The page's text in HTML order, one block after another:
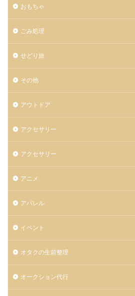
おもちゃ
ごみ処理
せどり旅
その他
アウトドア
アクセサリー
アクセサリー
アニメ
アパレル
イベント
オタクの生前整理
オークション代行